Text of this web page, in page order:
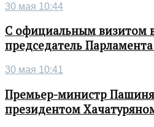
30 мая 10:44
С официальным визитом
председатель
30 мая 10:41
Премьер-министр
президентом